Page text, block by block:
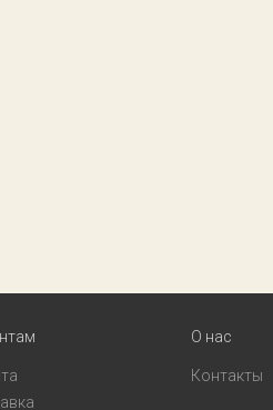
О нас
Контакты